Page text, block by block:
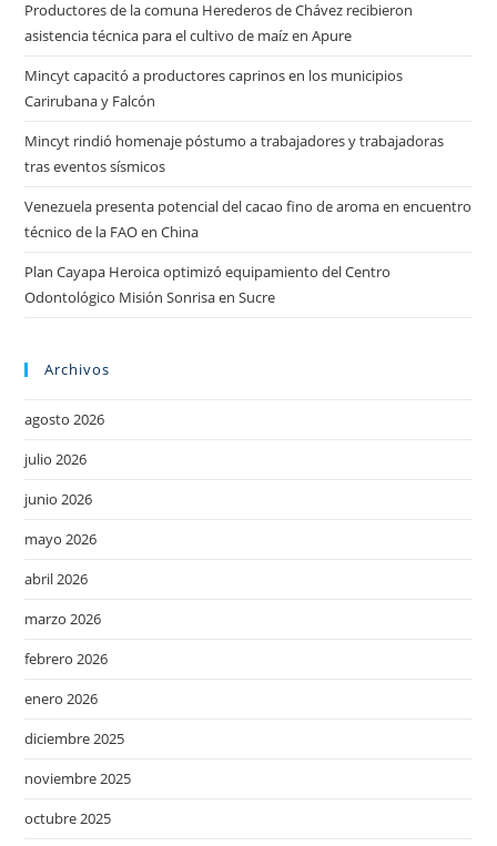
Productores de la comuna Herederos de Chávez recibieron
asistencia técnica para el cultivo de maíz en Apure
Mincyt capacitó a productores caprinos en los municipios
Carirubana y Falcón
Mincyt rindió homenaje póstumo a trabajadores y trabajadoras
tras eventos sísmicos
Venezuela presenta potencial del cacao fino de aroma en encuentro
técnico de la FAO en China
Plan Cayapa Heroica optimizó equipamiento del Centro
Odontológico Misión Sonrisa en Sucre
Archivos
agosto 2026
julio 2026
junio 2026
mayo 2026
abril 2026
marzo 2026
febrero 2026
enero 2026
diciembre 2025
noviembre 2025
octubre 2025